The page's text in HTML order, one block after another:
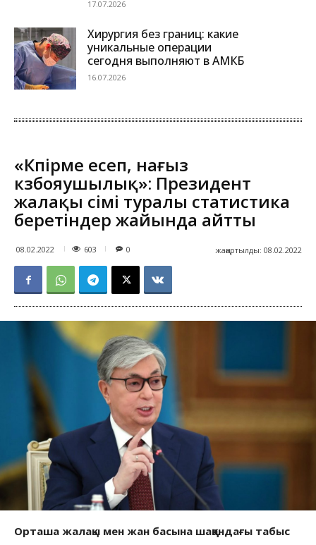
17.07.2026
Хирургия без границ: какие
уникальные операции
сегодня выполняют в АМКБ
16.07.2026